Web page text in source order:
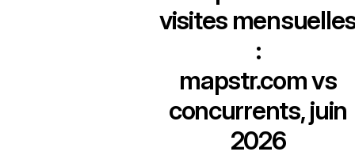
visites
:
mapstr.comvs
concurrents, juin
2026